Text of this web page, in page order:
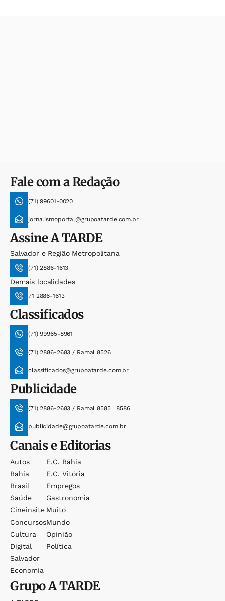
Fale com a Redação
(71) 99601-0020
jornalismoportal@grupoatarde.com.br
AssineA TARDE
Salvador e Região Metropolitana
(71) 2886-1613
Demais localidades
71 2886-1613
Classificados
(71) 99965-8961
(71) 2886-2683 / Ramal 8526
classificados@grupoatarde.com.br
Publicidade
(71) 2886-2683 / Ramal 8585 | 8586
publicidade@grupoatarde.com.br
Canais e Editorias
Autos
Bahia
Brasil
Saúde
Cineinsite
Concursos
Cultura
Digital
Salvador
Economia
E.c. Bahia
E.c. Vitória
Empregos
Gastronomia
Muito
Mundo
Opinião
Política
GrupoA TARDE